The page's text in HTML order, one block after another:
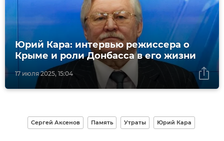
17 июля 2025, 15:04
Юрий Кара: интервью режиссера о
Крыме и роли Донбасса в его жизни
Сергей Аксенов Память Утраты Юрий Кара